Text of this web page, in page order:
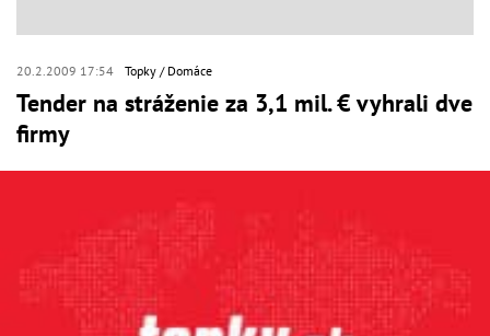
20.2.2009 17:54 Topky Domáce
Tender na stráženie za 3,1 mil. € vyhrali dve
firmy